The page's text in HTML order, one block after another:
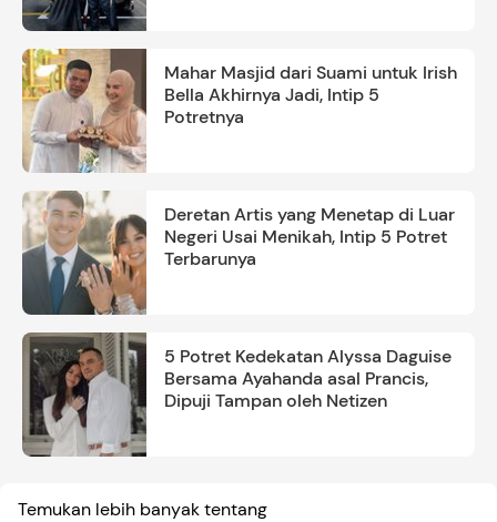
Mahar Masjid dari Suami untuk Irish
Bella Akhirnya Jadi, Intip 5
Potretnya
Deretan Artis yang Menetap di Luar
Negeri Usai Menikah, Intip 5 Potret
Terbarunya
5 Potret Kedekatan Alyssa Daguise
Bersama Ayahanda asal Prancis,
Dipuji Tampan oleh Netizen
Temukan lebih banyak tentang